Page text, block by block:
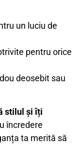
un luciu de
pentru orice
deosebit sau
stilul și îți
încredere
ta merită să